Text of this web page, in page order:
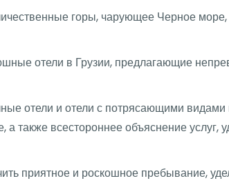
горы, чарующее Черное
отели в Грузии, предлагающие
отели и отели с потрясающими видами
также всестороннее объяснение услуг,
приятное и роскошное пребывание,